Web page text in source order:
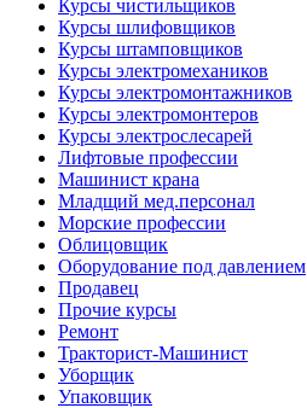
Курсы чистильщиков
Курсы шлифовщиков
Курсы штамповщиков
Курсы электромехаников
Курсы электромонтажников
Курсы электромонтеров
Курсы электрослесарей
Лифтовые профессии
Машинист крана
Младщий мед.персонал
Морские профессии
Облицовщик
Оборудование под давлением
Продавец
Прочие курсы
Ремонт
Тракторист-Машинист
Уборщик
Упаковщик